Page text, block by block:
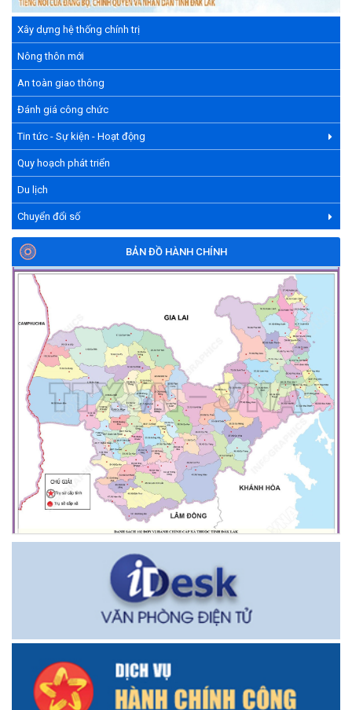
Xây dựng hệ thống chính trị
Nông thôn mới
An toàn giao thông
Đánh giá công chức
Tin tức - Sự kiện - Hoạt động
Quy hoạch phát triển
Du lịch
Chuyển đổi số
BẢN ĐỒ HÀNH CHÍNH